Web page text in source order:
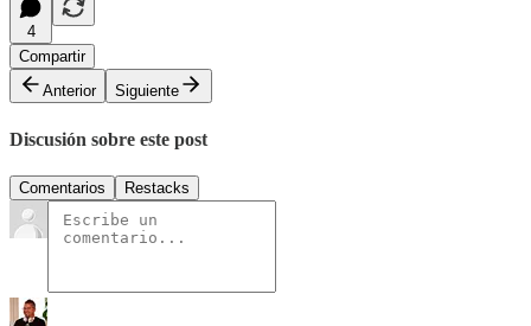
4
Compartir
Anterior
Siguiente
Discusión sobre este post
Comentarios Restacks